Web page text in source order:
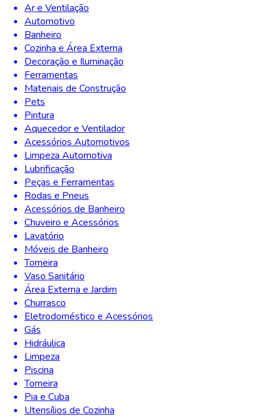
Ar e Ventilação
Automotivo
Banheiro
Cozinha e Área Externa
Decoração e Iluminação
Ferramentas
Materiais de Construção
Pets
Pintura
Aquecedor e Ventilador
Acessórios Automotivos
Limpeza Automotiva
Lubrificação
Peças e Ferramentas
Rodas e Pneus
Acessórios de Banheiro
Chuveiro e Acessórios
Lavatório
Móveis de Banheiro
Torneira
Vaso Sanitário
Área Externa e Jardim
Churrasco
Eletrodoméstico e Acessórios
Gás
Hidráulica
Limpeza
Piscina
Torneira
Pia e Cuba
Utensílios de Cozinha